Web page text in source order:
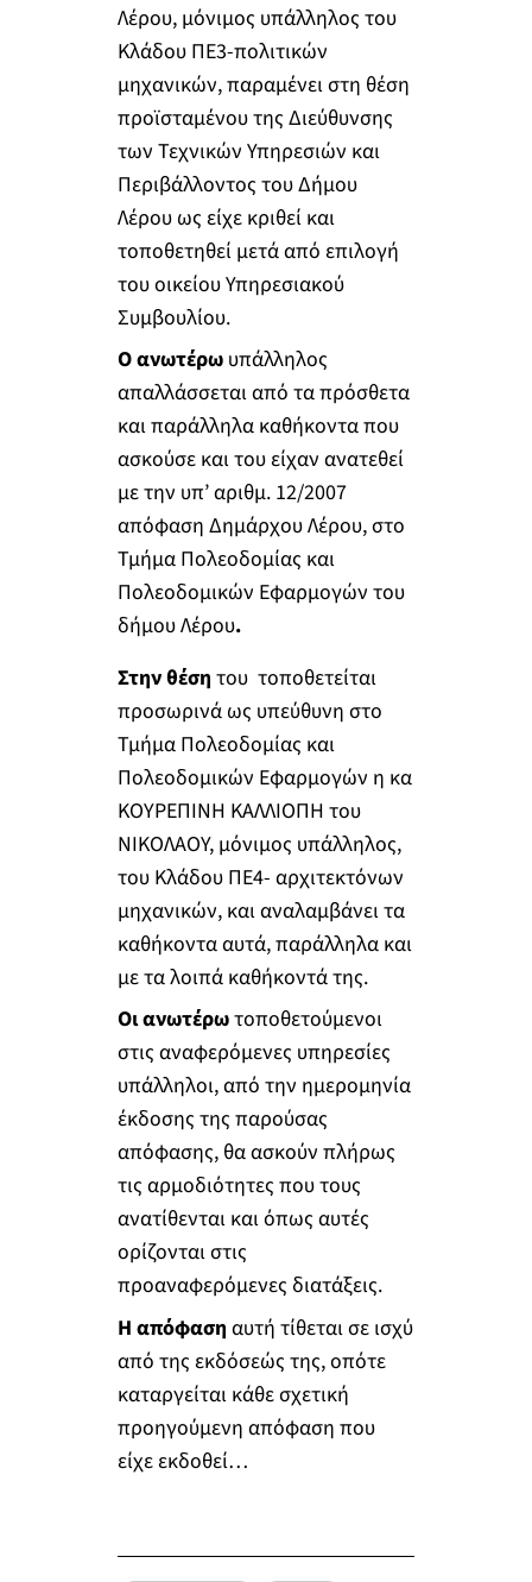
Λέρου, μόνιμος υπάλληλος του
Κλάδου ΠΕ3-πολιτικών
μηχανικών, παραμένει στη θέση
προϊσταμένου της Διεύθυνσης
των Τεχνικών Υπηρεσιών και
Περιβάλλοντος του Δήμου
Λέρου ως είχε κριθεί και
τοποθετηθεί μετά από επιλογή
του οικείου Υπηρεσιακού
Συμβουλίου.
Ο ανωτέρωυπάλληλος
απαλλάσσεται από τα πρόσθετα
και παράλληλα καθήκοντα που
ασκούσε και του είχαν ανατεθεί
με την υπ’ αριθμ. 12/2007
απόφαση Δημάρχου Λέρου, στο
Τμήμα Πολεοδομίας και
Πολεοδομικών Εφαρμογών του
δήμου Λέρου.
Στην θέση του τοποθετείται
προσωρινά ως υπεύθυνη στο
Τμήμα Πολεοδομίας και
Πολεοδομικών Εφαρμογών η κα
ΚΟΥΡΕΠΙΝΗ ΚΑΛΛΙΟΠΗ του
ΝΙΚΟΛΑΟΥ, μόνιμος υπάλληλος,
του Κλάδου ΠΕ4- αρχιτεκτόνων
μηχανικών, και αναλαμβάνει τα
καθήκοντα αυτά, παράλληλα και
με τα λοιπά καθήκοντά της.
Οι ανωτέρωτοποθετούμενοι
στις αναφερόμενες υπηρεσίες
υπάλληλοι, από την ημερομηνία
έκδοσης της παρούσας
απόφασης, θα ασκούν πλήρως
τις αρμοδιότητες που τους
ανατίθενται και όπως αυτές
ορίζονται στις
προαναφερόμενες διατάξεις.
Η απόφαση αυτή τίθεται σε ισχύ
από της εκδόσεώς της, οπότε
καταργείται κάθε σχετική
προηγούμενη απόφαση που
είχε εκδοθεί…